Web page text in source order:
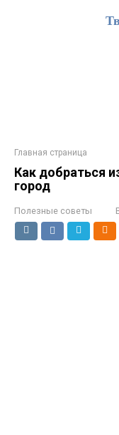
Главная страница
Как добраться
город
Полезные советы